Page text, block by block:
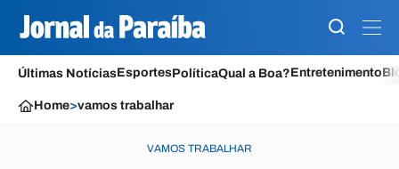
Últimas NotíciasEsportesPolíticaQual a Boa?Entretenimento
Home>vamos trabalhar
VAMOS TRABALHAR